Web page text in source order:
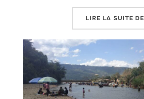
LIRE LA SUITE DE